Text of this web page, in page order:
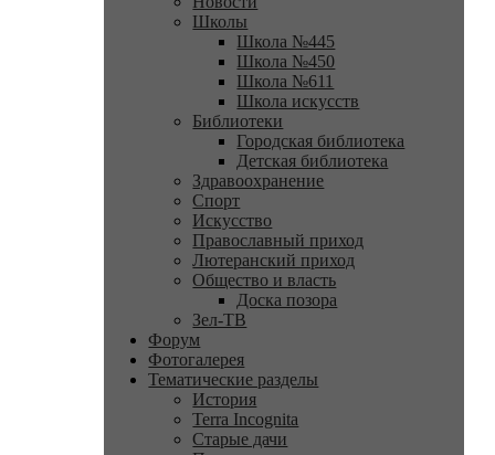
Школы
Школа №445
Школа №450
Школа №611
Школа искусств
Библиотеки
Городская библиотека
Детская библиотека
Здравоохранение
Спорт
Искусство
Православный приход
Лютеранский приход
Общество и власть
Доска позора
Зел-ТВ
Форум
Фотогалерея
Тематические разделы
История
Terra Incognita
Старые дачи